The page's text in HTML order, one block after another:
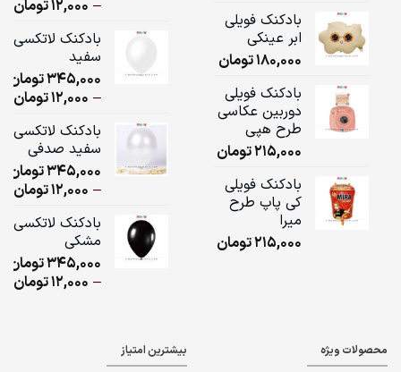
بادکنک فویلی
ابر عینکی
180,000تومان
بادکنک فویلی
دوربین عکاسی
طرح هپی
215,000تومان
بادکنک فویلی
کی پاپ طرح
میرا
215,000تومان
–
12,000تومان
بادکنک لاتکسی
سفید
345,000تومان
–
12,000تومان
بادکنک لاتکسی
سفید صدفی
345,000تومان
–
12,000تومان
بادکنک لاتکسی
مشکی
345,000تومان
–
12,000تومان
محصولات ویژه بیشترین امتیاز